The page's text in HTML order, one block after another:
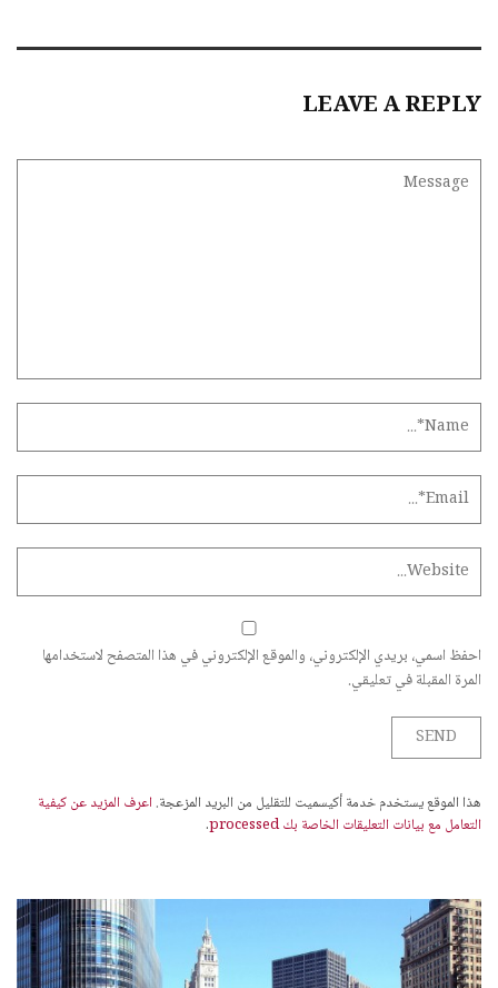
LEAVE A REPLY
احفظ اسمي، بريدي الإلكتروني، والموقع الإلكتروني في هذا المتصفح لاستخدامها
المرة المقبلة في تعليقي.
هذا الموقع يستخدم خدمة أكيسميت للتقليل من البريد المزعجة.اعرف المزيد عن كيفية
التعامل مع بيانات التعليقات الخاصة بك processed
.